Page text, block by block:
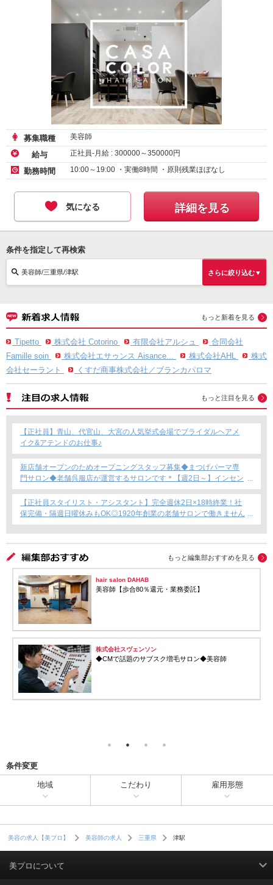
募集職種 美容師
給与 正社員-月給 : 300000～350000円
勤務時間 10:00～19:00 ・実働8時間 ・原則残業ほぼなし
気になる 詳細を見る
条件を指定して再検索
美容師/三重県/津駅 さらに絞り込む▼
もっと新着を見る
Tipetto 株式会社 Cotorino 有限会社アルシュ
合同会社
Famille soin
株式会社エサゥンス Aisance... 株式会社AHL
株式
会社セーラント
くすだ商事株式会社／ブランカパロマ
もっと注目を見る
【正社員】青山、代官山、大宮の人気挙式会場でブライダルヘアメ
イク&アテンドのお仕事♪
新店舗オープンのためオープニングスタッフ募集◆まつげパーマ専
門サロン◆老舗呉服店が運営するサロンです＊【週2日～】インセン
ティブあり◎
【正社員スタイリスト・アシスタント】完全週休2日×18時終業！社
保完備・隔週日曜休みもOK◎1920年創業の老舗サロンで働きません
か？
もっと編集部おすすめを見る
hair salon DAHAB
美容師【歩合80％還元・業務委託】
株式会社スヴェンソン
◆CMで話題のサブスク増毛サロン◆美容師
条件変更
地域 こだわり 雇用形態
美容の求人【美プロ】 美容師の求人 三重県 津駅
美プロについて